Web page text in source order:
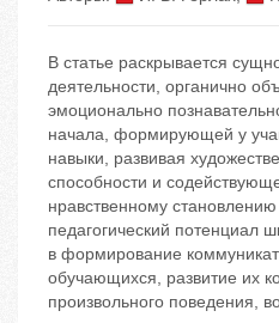
В статье раскрывается
деятельности, органично
эмоционально
начала, формирующей у
навыки, развивая
способности и
нравственному
педагогический потенциал
в формирование
обучающихся, развитие их
произвольного поведения,